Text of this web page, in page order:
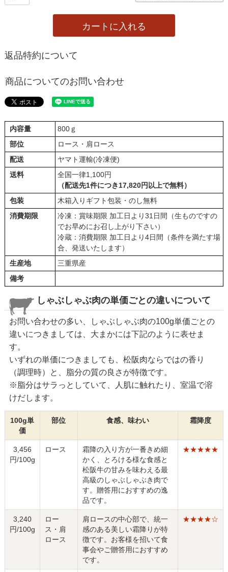
カートに入れる
返品特約について
商品についてのお問い合わせ
内容量
800ｇ
部位
ロース・肩ロース
配送
ヤマト運輸(冷凍便)
送料
全国一律1,100円
（配送先1件につき17,820円以上で無料）
包装
木箱入りギフト包装・のし無料
消費期限
冷凍：賞味期限 加工日より31日間（生ものですの
でお早めにお召し上がり下さい）
冷蔵：消費期限 加工日より4日間（条件を満たす場
合、発送いたします）
生産地
三重県産
備考
しゃぶしゃぶ肉の単価ごとの違いについて
お問い合わせの多い、しゃぶしゃぶ肉の100g単価ごとの
違いにつきましては、大まかには下記のように表せま
す。
いずれの単価につきましても、松阪肉ならではの香り
（調理時）と、脂分の質の良さが特徴です。
※脂分はサラっとしていて、人肌に触れたり、室温で溶
けだします。
100g単
価
部位 食感、味わい 霜降度
3,456
円/100g
ロース
霜降の入り方が一番きめ細
かく、とろける様な食感と
松阪牛の甘みを味わえる最
高級のしゃぶしゃぶき肉で
す。贈答用におすすめの逸
品です。
★★★★★
3,240
円/100g
ロー
ス・肩
ロース
肩ロースの中心部で、統一
感のある美しい霜降りが特
徴です。お客様を招いて食
事会やご贈答用におすすめ
です。
★★★★☆